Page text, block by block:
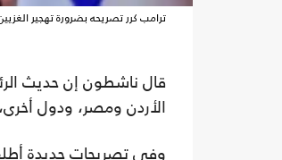
ترامب كرر تصريحه بضرورة تهجير
قال ناشطون إن حديث
الأردن ومصر، ودول
وفي تصريحات جديدة